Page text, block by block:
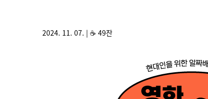
2024. 11. 07. | ☕️ 49잔